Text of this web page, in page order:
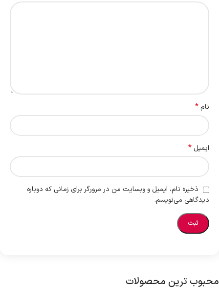
نام*
ایمیل *
ذخیره نام، ایمیل و وبسایت من در مرورگر برای زمانی که دوباره
دیدگاهی می‌نویسم.
محبوب ترین محصولات